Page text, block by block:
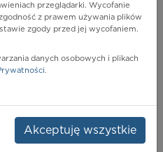
przeglądarki. Wycofanie
z prawem używania plików
zgody przed jej wycofaniem.
danych osobowych i plikach
.
Akceptuję wszystkie